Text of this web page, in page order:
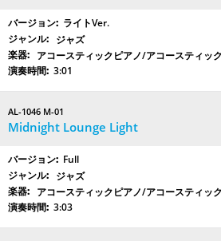
ライトVer.
ジャズ
アコースティックピアノ/アコースティッ
3:01
AL-1046 M-01
Midnight Lounge Light
Full
ジャズ
アコースティックピアノ/アコースティッ
3:03